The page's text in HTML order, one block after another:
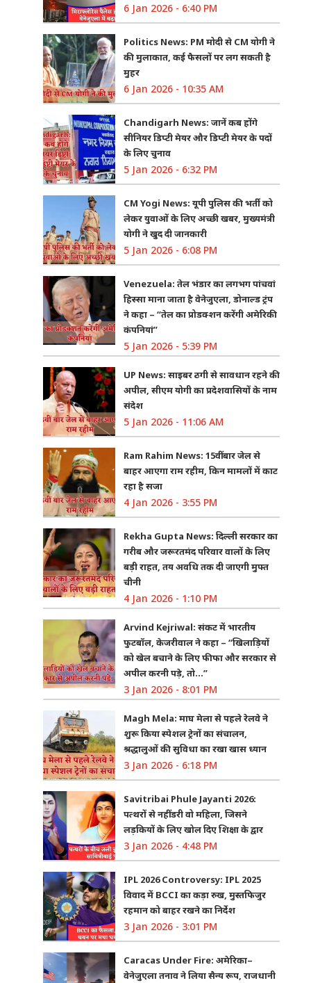
6 Jan 2026 - 6:40 PM
Politics News: PM मोदी से CM योगी ने
की मुलाकात, कई फैसलों पर लग सकती है
मुहर
6 Jan 2026 - 10:35 AM
Chandigarh News: जानें कब होंगे
सीनियर डिप्टी मेयर और डिप्टी मेयर के पदों
के लिए चुनाव
5 Jan 2026 - 6:32 PM
CM Yogi News: यूपी पुलिस की भर्ती को
लेकर युवाओं के लिए अच्छी खबर, मुख्यमंत्री
योगी ने खुद दी जानकारी
5 Jan 2026 - 6:08 PM
Venezuela: तेल भंडार का लगभग पांचवां
हिस्सा माना जाता है वेनेजुएला, डोनाल्ड ट्रंप
ने कहा – “तेल का प्रोडक्शन करेंगी अमेरिकी
कंपनियां”
5 Jan 2026 - 5:39 PM
UP News: साइबर ठगी से सावधान रहने की
अपील, सीएम योगी का प्रदेशवासियों के नाम
संदेश
5 Jan 2026 - 11:06 AM
Ram Rahim News: 15वीं बार जेल से
बाहर आएगा राम रहीम, किन मामलों में काट
रहा है सजा
4 Jan 2026 - 3:55 PM
Rekha Gupta News: दिल्ली सरकार का
गरीब और जरूरतमंद परिवार वालों के लिए
बड़ी राहत, तय अवधि तक दी जाएगी मुफ्त
चीनी
4 Jan 2026 - 1:10 PM
Arvind Kejriwal: संकट में भारतीय
फुटबॉल, केजरीवाल ने कहा – “खिलाड़ियों
को खेल बचाने के लिए फीफा और सरकार से
अपील करनी पड़े, तो…”
3 Jan 2026 - 8:01 PM
Magh Mela: माघ मेला से पहले रेलवे ने
शुरू किया स्पेशल ट्रेनों का संचालन,
श्रद्धालुओं की सुविधा का रखा खास ध्यान
3 Jan 2026 - 6:18 PM
Savitribai Phule Jayanti 2026:
पत्थरों से नहीं डरी वो महिला, जिसने
लड़कियों के लिए खोल दिए शिक्षा के द्वार
3 Jan 2026 - 4:48 PM
IPL 2026 Controversy: IPL 2025
विवाद में BCCI का कड़ा रुख, मुस्तफिजुर
रहमान को बाहर रखने का निर्देश
3 Jan 2026 - 3:01 PM
Caracas Under Fire: अमेरिका–
वेनेजुएला तनाव ने लिया सैन्य रूप, राजधानी